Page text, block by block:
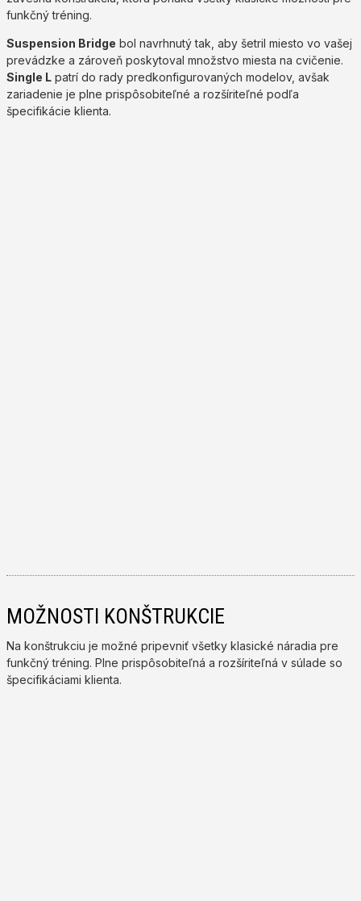
funkčný tréning.
Suspension Bridge bol navrhnutý tak, aby šetril miesto vo vašej
prevádzke a zároveň poskytoval množstvo miesta na cvičenie.
Single L patrí do rady predkonfigurovaných modelov, avšak
zariadenie je plne prispôsobiteľné a rozšíriteľné podľa
špecifikácie klienta.
MOŽNOSTI KONŠTRUKCIE
Na konštrukciu je možné pripevniť všetky klasické náradia pre
funkčný tréning. Plne prispôsobiteľná a rozšíriteľná v súlade so
špecifikáciami klienta.